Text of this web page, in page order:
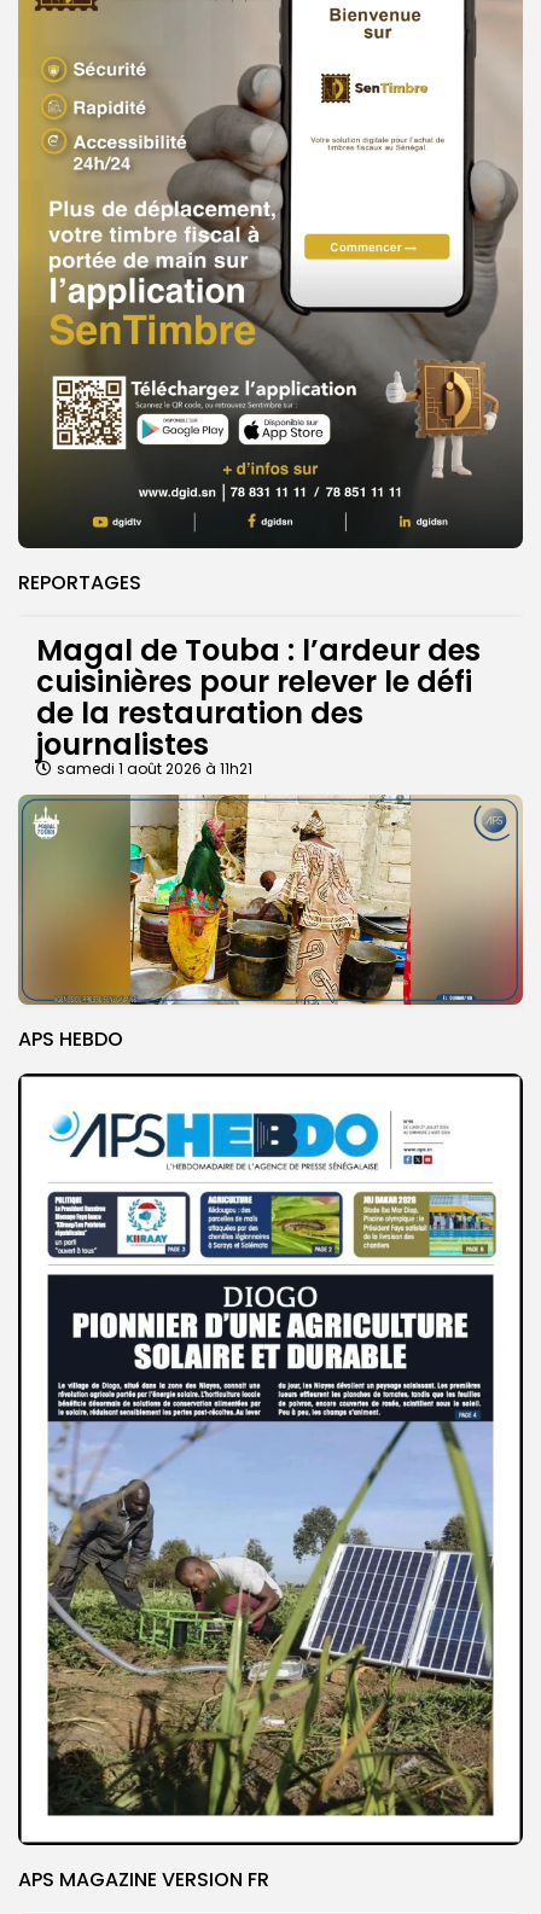
REPORTAGES
Magal de Touba : l’ardeur des
cuisinières pour relever le défi
de la restauration des
journalistes
samedi 1 août 2026 à 11h21
APS HEBDO
APS MAGAZINE VERSION FR